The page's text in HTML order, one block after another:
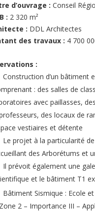
d’ouvrage :Conseil
: 2 320 m²
: DDL Architectes
des travaux : 4 700
:
Construction d’un bâtiment
: des salles de
avec paillasses,
des locaux de
vestiaires et détente
Le projet à la particularité
des Arborétums et
Il prévoit également une
et le bâtiment T1
Bâtiment Sismique : Ecole et
2 – Importance III –